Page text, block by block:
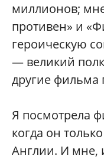
миллионов;
противен» и
героическую
— великий
другие фильма
Я посмотрела
когда он
Англии. И мне,